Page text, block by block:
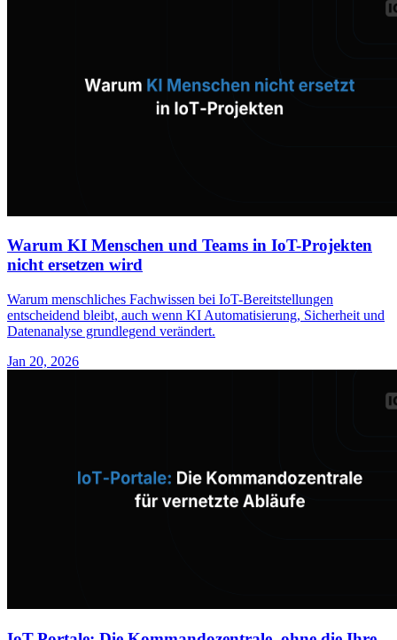
Warum KI Menschen und Teams in IoT-Projekten
nicht ersetzen wird
Warum menschliches Fachwissen bei IoT-Bereitstellungen
entscheidend bleibt, auch wenn KI Automatisierung, Sicherheit und
Datenanalyse grundlegend verändert.
Jan 20, 2026